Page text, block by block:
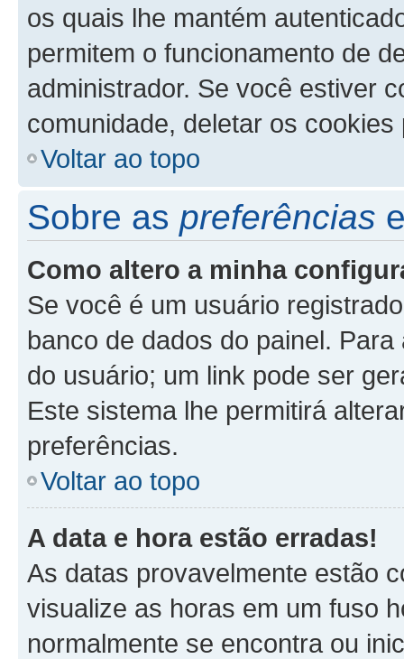
os quais lhe mantém
permitem o funcionamento de
administrador. Se você estiver
comunidade, deletar os
Voltar ao topo
Sobre as preferências
Como altero a minha
Se você é um usuário
banco de dados do painel.
do usuário; um link pode ser
Este sistema lhe permitirá
preferências.
Voltar ao topo
A data e hora estão erradas!
As datas provavelmente estão
visualize as horas em um fuso
normalmente se encontra ou